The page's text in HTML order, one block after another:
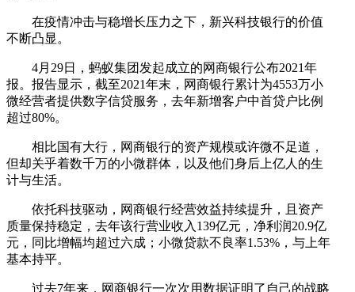
在疫情冲击与稳增长压力之下，新兴科技银行的价值
不断凸显。
4月29日，蚂蚁集团发起成立的网商银行公布2021年
报。报告显示，截至2021年末，网商银行累计为4553万小
微经营者提供数字信贷服务，去年新增客户中首贷户比例
超过80%。
相比国有大行，网商银行的资产规模或许微不足道，
但却关乎着数千万的小微群体，以及他们身后上亿人的生
计与生活。
依托科技驱动，网商银行经营效益持续提升，且资产
质量保持稳定，去年该行营业收入139亿元，净利润20.9亿
元，同比增幅均超过六成；小微贷款不良率1.53%，与上年
基本持平。
过去7年来，网商银行一次次用数据证明了自己的战略